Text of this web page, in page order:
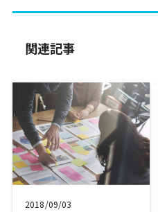
関連記事
2018/09/03